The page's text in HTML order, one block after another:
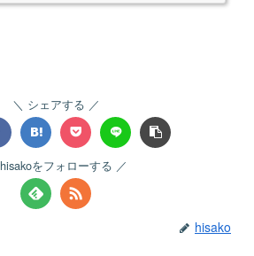
シェアする
hisakoをフォローする
hisako